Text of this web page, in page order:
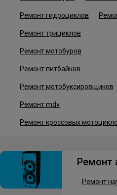
Ремонт гидроциклов
Ремонт трициклов
Ремонт мотобуров
Ремонт питбайков
Ремонт мотобуксировщиков
Ремонт mdv
Ремонт кроссовых
Ремонт
Ремонт